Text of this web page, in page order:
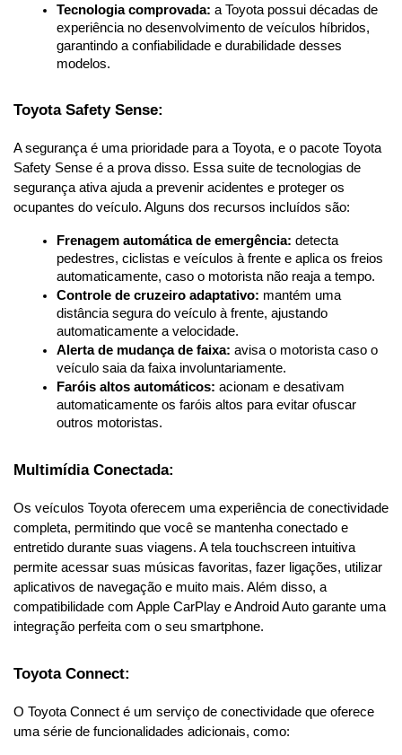
Tecnologia comprovada: a Toyota possui décadas de
experiência no desenvolvimento de veículos híbridos,
garantindo a confiabilidade e durabilidade desses
modelos.
Toyota Safety Sense:
A segurança é uma prioridade para a Toyota, e o pacote Toyota
Safety Sense é a prova disso. Essa suite de tecnologias de
segurança ativa ajuda a prevenir acidentes e proteger os
ocupantes do veículo. Alguns dos recursos incluídos são:
Frenagem automática de emergência: detecta
pedestres, ciclistas e veículos à frente e aplica os freios
automaticamente, caso o motorista não reaja a tempo.
Controle de cruzeiro adaptativo: mantém uma
distância segura do veículo à frente, ajustando
automaticamente a velocidade.
Alerta de mudança de faixa: avisa o motorista caso o
veículo saia da faixa involuntariamente.
Faróis altos automáticos: acionam e desativam
automaticamente os faróis altos para evitar ofuscar
outros motoristas.
Multimídia Conectada:
Os veículos Toyota oferecem uma experiência de conectividade
completa, permitindo que você se mantenha conectado e
entretido durante suas viagens. A tela touchscreen intuitiva
permite acessar suas músicas favoritas, fazer ligações, utilizar
aplicativos de navegação e muito mais. Além disso, a
compatibilidade com Apple CarPlay e Android Auto garante uma
integração perfeita com o seu smartphone.
Toyota Connect:
O Toyota Connect é um serviço de conectividade que oferece
uma série de funcionalidades adicionais, como: